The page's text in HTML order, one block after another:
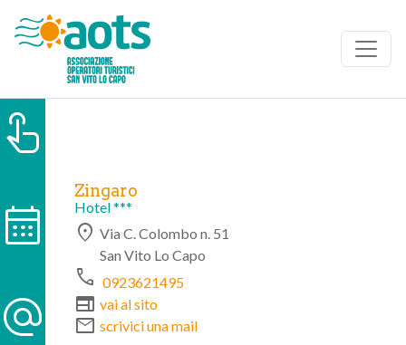
Zingaro
Hotel ***
location_on Via C. Colombo n. 51
San Vito Lo Capo
phone 0923621495
web vai al sito
mail scrivici una mail
touch_app
calendar_month
alternate_email